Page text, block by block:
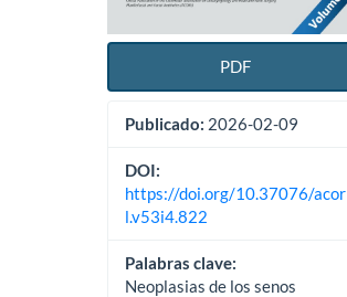
PDF
Publicado: 2026-02-09
DOI:
https://doi.org/10.37076/acor
l.v53i4.822
Palabras clave:
Neoplasias de los senos